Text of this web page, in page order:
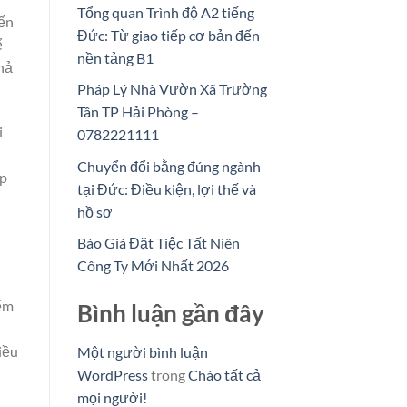
Tổng quan Trình độ A2 tiếng
Đức: Từ giao tiếp cơ bản đến
nền tảng B1
Pháp Lý Nhà Vườn Xã Trường
Tân TP Hải Phòng –
0782221111
Chuyển đổi bằng đúng ngành
tại Đức: Điều kiện, lợi thế và
hồ sơ
Báo Giá Đặt Tiệc Tất Niên
Công Ty Mới Nhất 2026
Bình luận gần đây
Một người bình luận
WordPresstrongChào tất cả
mọi người!